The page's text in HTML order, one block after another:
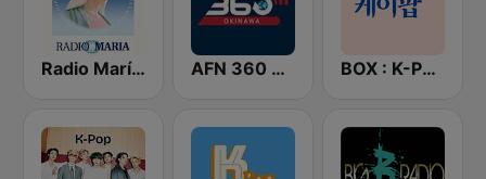
Radio María España AFN 360 Okinawa (Japan Only) BOX : K-POP 케이팝